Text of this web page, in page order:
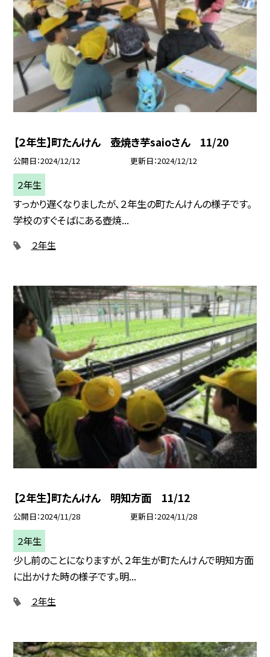
【２年生】町たんけん 壺焼き芋saioさん 11/20
公開日 2024/12/12 更新日 2024/12/12
２年生
すっかり遅くなりましたが、２年生の町たんけんの様子です。
学校のすぐそばにある壺焼...
２年生
【２年生】町たんけん 明知方面 11/12
公開日 2024/11/28 更新日 2024/11/28
２年生
少し前のことになりますが、２年生が町たんけんで明知方面
に出かけた時の様子です。明...
２年生